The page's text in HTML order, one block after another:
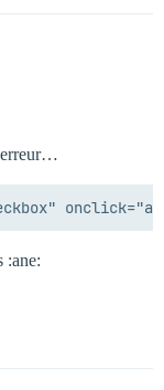
:ane: